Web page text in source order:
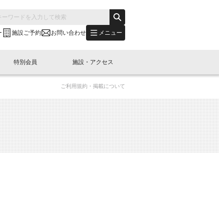
施設ご予約 お問い合わせ メニュー
別会員開催
展・参加
"LINK-BioBAY TOKYO"？
(News Letter)
コラム
ュース・事業紹介
ベント
LINK-J WEST
容
本橋エリアについて
特別会員
し込み
施設・アクセス
予約
ご利用規約・掲載について